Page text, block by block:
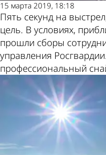
15 марта 2019, 18:18
Пять секунд на
цель. В условиях,
прошли сборы
управления
профессиональный